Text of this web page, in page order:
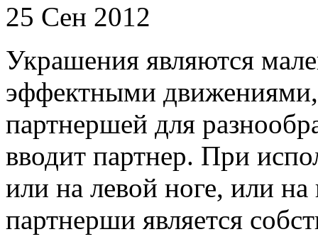
25 Сен 2012
Украшения являются
эффектными
партнершей для
вводит партнер. При
или на левой ноге, или
партнерши является